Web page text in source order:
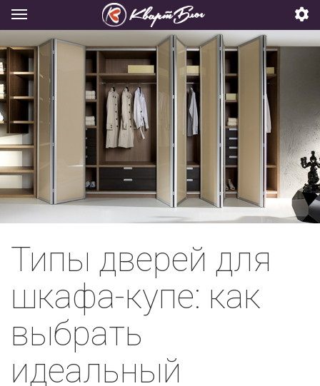
Типы дверей для
шкафа-купе: как
выбрать
идеальный